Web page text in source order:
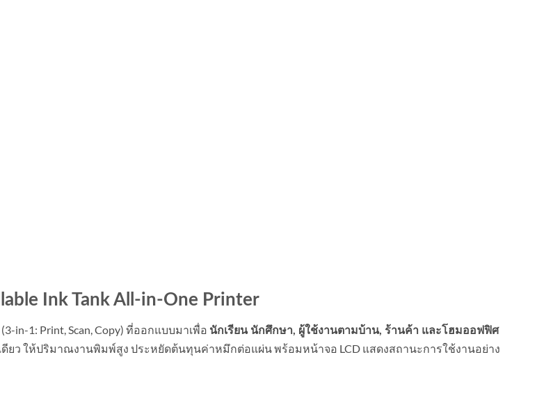
Ink Tank All-in-One Printer
1: Print, Scan, Copy) ที่ออกแบบมาเพื่อ นักเรียน นักศึกษา, ผู้ใช้งานตามบ้าน, ร้านค้า และโฮมออฟฟิศ
ยว ให้ปริมาณงานพิมพ์สูง ประหยัดต้นทุนค่าหมึกต่อแผ่น พร้อมหน้าจอ LCD แสดงสถานะการใช้งานอย่าง